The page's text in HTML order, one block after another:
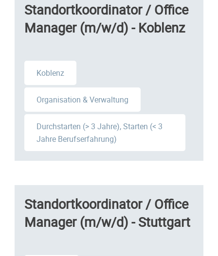
Standortkoordinator / Office
Manager (m/w/d) - Koblenz
Koblenz
Organisation & Verwaltung
Durchstarten (> 3 Jahre), Starten (< 3
Jahre Berufserfahrung)
Standortkoordinator / Office
Manager (m/w/d) - Stuttgart